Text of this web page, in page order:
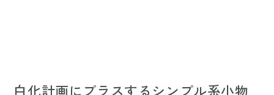
白化計画にプラスするシンプル系小物